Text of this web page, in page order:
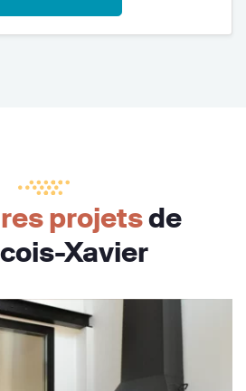
projetsde
Xavier